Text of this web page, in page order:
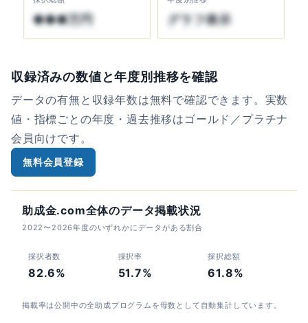
●●●万円 グラフ表示
収録済みの数値と年度別推移を確認
データの有無と収録年数は無料で確認できます。実数
値・指標ごとの年度・過去推移はゴールド／プラチナ
会員向けです。
無料会員登録
助成金.com全体のデータ掲載状況
2022〜2026年度のいずれかにデータがある割合
採択者数
82.6%
採択率
51.7%
採択総額
61.8%
掲載率は公開中の全助成プログラムを母数として自動集計しています。